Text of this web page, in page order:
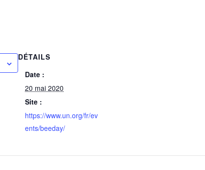
DÉTAILS
Date :
20 mai 2020
Site :
https://www.un.org/fr/ev
ents/beeday/